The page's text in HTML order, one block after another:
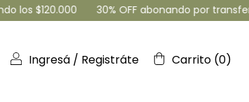
30% OFF abonando por transferencia -
Ingresá / Registráte Carrito (0)